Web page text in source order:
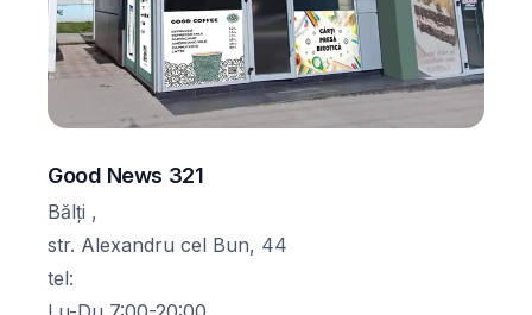
Good News 321
Bălți ,
str. Alexandru cel Bun, 44
tel: